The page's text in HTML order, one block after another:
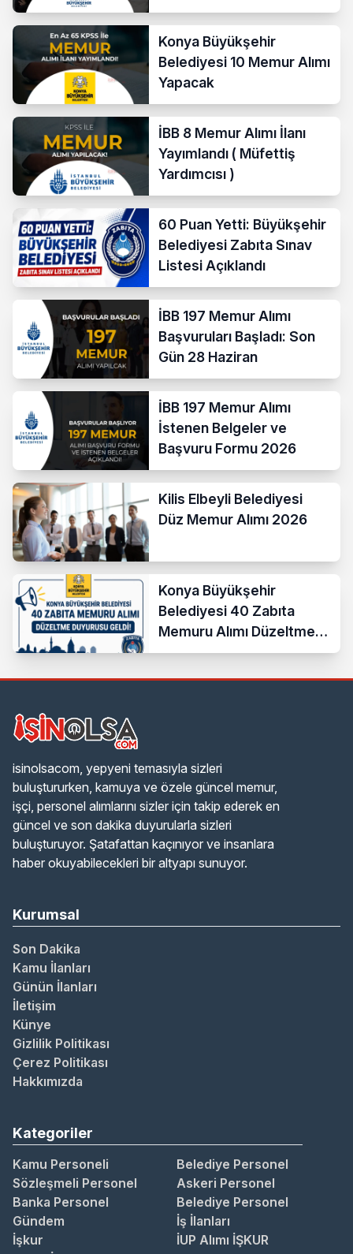
712 Aday Belli Oldu
Konya Büyükşehir
Belediyesi 10 Memur Alımı
Yapacak
İBB 8 Memur Alımı İlanı
Yayımlandı ( Müfettiş
Yardımcısı )
60 Puan Yetti: Büyükşehir
Belediyesi Zabıta Sınav
Listesi Açıklandı
İBB 197 Memur Alımı
Başvuruları Başladı: Son
Gün 28 Haziran
İBB 197 Memur Alımı
İstenen Belgeler ve
Başvuru Formu 2026
Kilis Elbeyli Belediyesi
Düz Memur Alımı 2026
Konya Büyükşehir
Belediyesi 40 Zabıta
Memuru Alımı Düzeltme
Duyurusu Geldi!
isinolsacom, yepyeni temasıyla sizleri
buluştururken, kamuya ve özele güncel memur,
işçi, personel alımlarını sizler için takip ederek en
güncel ve son dakika duyurularla sizleri
buluşturuyor. Şatafattan kaçınıyor ve insanlara
haber okuyabilecekleri bir altyapı sunuyor.
Kurumsal
Son Dakika
Kamu İlanları
Günün İlanları
İletişim
Künye
Gizlilik Politikası
Çerez Politikası
Hakkımızda
Kategoriler
Kamu Personeli
Belediye Personel
Sözleşmeli Personel
Askeri Personel
Banka Personel
Belediye Personel
Gündem
İş İlanları
İşkur
İUP Alımı İŞKUR